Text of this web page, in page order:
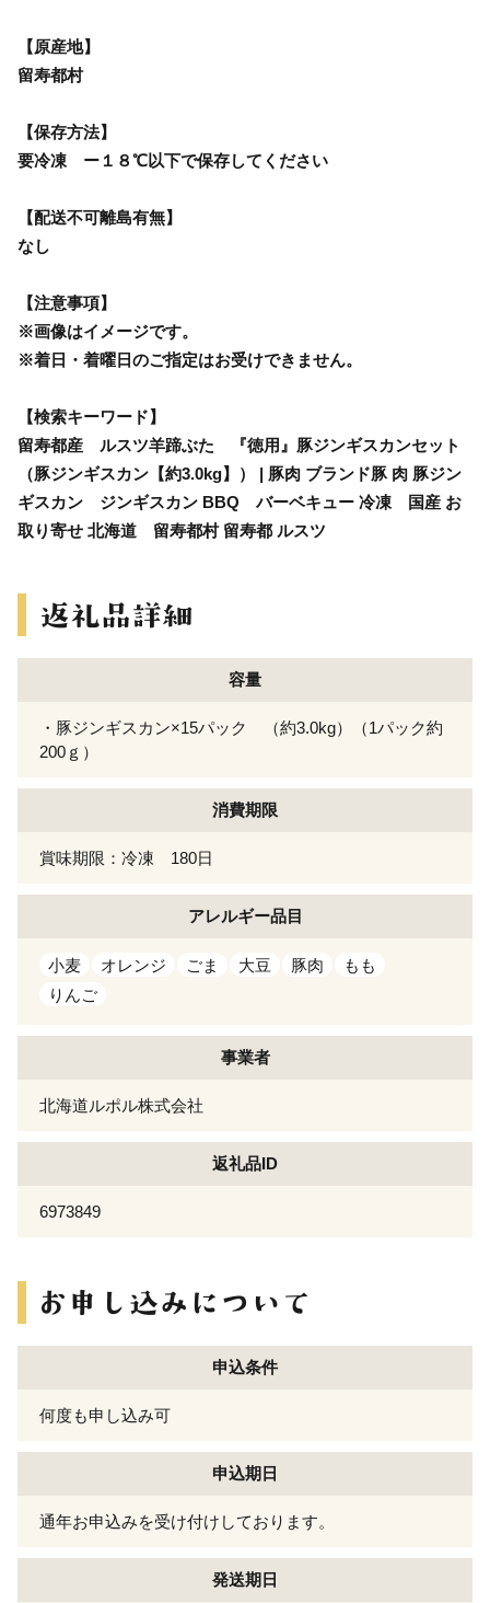
【原産地】
留寿都村
【保存方法】
要冷凍 ー１８℃以下で保存してください
【配送不可離島有無】
なし
【注意事項】
※画像はイメージです。
※着日・着曜日のご指定はお受けできません。
【検索キーワード】
留寿都産 ルスツ羊蹄ぶた 『徳用』豚ジンギスカンセット
（豚ジンギスカン【約3.0kg】） | 豚肉 ブランド豚 肉 豚ジン
ギスカン ジンギスカン BBQ バーベキュー 冷凍 国産 お
取り寄せ 北海道 留寿都村 留寿都 ルスツ
容量
・豚ジンギスカン×15パック （約3.0kg）（1パック約
200ｇ）
消費期限
賞味期限：冷凍 180日
アレルギー品目
小麦 オレンジ ごま 大豆 豚肉
もも
りんご
事業者
北海道ルポル株式会社
返礼品ID
6973849
申込条件
何度も申し込み可
申込期日
通年お申込みを受け付けしております。
発送期日